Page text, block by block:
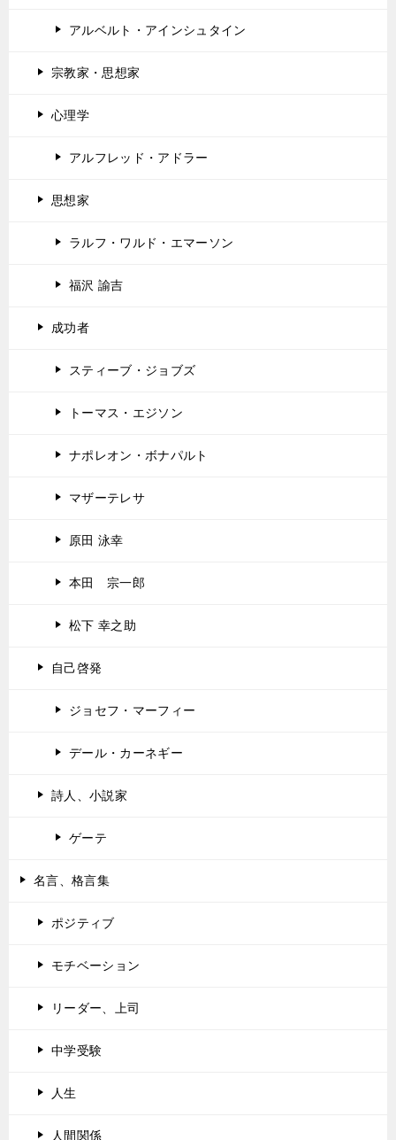
アルベルト・アインシュタイン
宗教家・思想家
心理学
アルフレッド・アドラー
思想家
ラルフ・ワルド・エマーソン
福沢 諭吉
成功者
スティーブ・ジョブズ
トーマス・エジソン
ナポレオン・ボナパルト
マザーテレサ
原田 泳幸
本田 宗一郎
松下 幸之助
自己啓発
ジョセフ・マーフィー
デール・カーネギー
詩人、小説家
ゲーテ
名言、格言集
ポジティブ
モチベーション
リーダー、上司
中学受験
人生
人間関係